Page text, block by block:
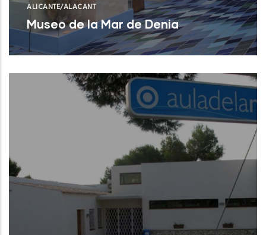
ALICANTE/ALACANT
Museo de la Mar de Denia
Museo de la Mar de DeniaNUEVO